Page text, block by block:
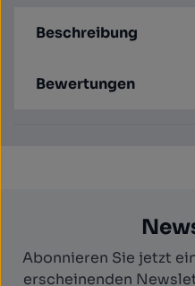
Beschreibung
Bewertungen
Abonnieren Sie jetzt
erscheinenden